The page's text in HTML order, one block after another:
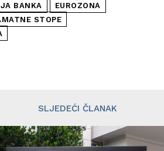
BANKA
EUROZONA
STOPE
SLJEDEĆI ČLANAK